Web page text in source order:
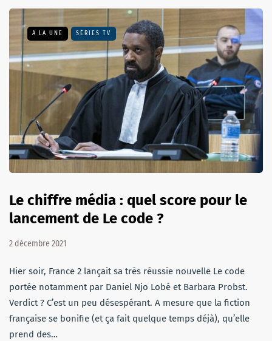
A LA UNE SÉRIES TV
Le chiffre média : quel score pour le
lancement de Le code ?
2 décembre 2021
Hier soir, France 2 lançait sa très réussie nouvelle Le code
portée notamment par Daniel Njo Lobé et Barbara Probst.
Verdict ? C’est un peu désespérant. A mesure que la fiction
française se bonifie (et ça fait quelque temps déjà), qu’elle
prend des…